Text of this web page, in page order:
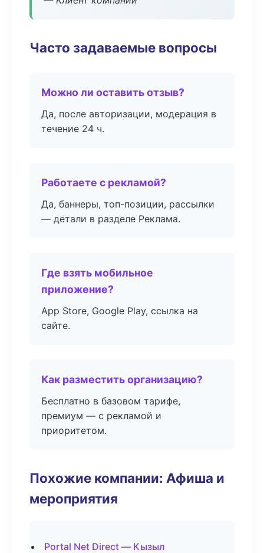
Часто задаваемые вопросы
Можно ли оставить отзыв?
Да, после авторизации, модерация в
течение 24 ч.
Работаете с рекламой?
Да, баннеры, топ-позиции, рассылки
— детали в разделе Реклама.
Где взять мобильное
приложение?
App Store, Google Play, ссылка на
сайте.
Как разместить организацию?
Бесплатно в базовом тарифе,
премиум — с рекламой и
приоритетом.
Похожие компании: Афиша и
мероприятия
Portal Net Direct — Кызыл